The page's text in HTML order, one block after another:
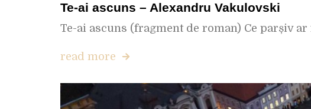
Te-ai ascuns – Alexandru Vakulovski
Te-ai ascuns (fragment de roman) Ce parșiv
read more